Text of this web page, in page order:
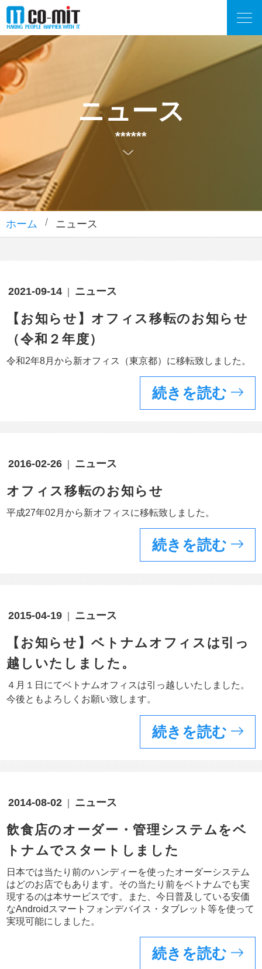
ニュース
******
ホーム ニュース
2021-09-14 ニュース
【お知らせ】オフィス移転のお知らせ
（令和２年度）
令和2年8月から新オフィス（東京都）に移転致しました。
続きを読む
2016-02-26 ニュース
オフィス移転のお知らせ
平成27年02月から新オフィスに移転致しました。
続きを読む
2015-04-19 ニュース
【お知らせ】ベトナムオフィスは引っ
越しいたしました。
４月１日にてベトナムオフィスは引っ越しいたしました。
今後ともよろしくお願い致します。
続きを読む
2014-08-02 ニュース
飲食店のオーダー・管理システムをベ
トナムでスタートしました
日本では当たり前のハンディーを使ったオーダーシステム
はどのお店でもあります。その当たり前をベトナムでも実
現するのは本サービスです。また、今日普及している安価
なAndroidスマートフォンデバイス・タブレット等を使って
実現可能にしました。
続きを読む